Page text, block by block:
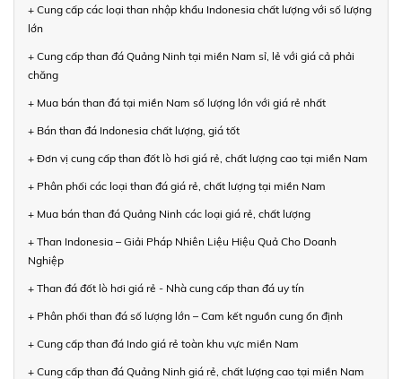
+ Cung cấp các loại than nhập khẩu Indonesia chất lượng với số lượng
lớn
+ Cung cấp than đá Quảng Ninh tại miền Nam sỉ, lẻ với giá cả phải
chăng
+ Mua bán than đá tại miền Nam số lượng lớn với giá rẻ nhất
+ Bán than đá Indonesia chất lượng, giá tốt
+ Đơn vị cung cấp than đốt lò hơi giá rẻ, chất lượng cao tại miền Nam
+ Phân phối các loại than đá giá rẻ, chất lượng tại miền Nam
+ Mua bán than đá Quảng Ninh các loại giá rẻ, chất lượng
+ Than Indonesia – Giải Pháp Nhiên Liệu Hiệu Quả Cho Doanh
Nghiệp
+ Than đá đốt lò hơi giá rẻ - Nhà cung cấp than đá uy tín
+ Phân phối than đá số lượng lớn – Cam kết nguồn cung ổn định
+ Cung cấp than đá Indo giá rẻ toàn khu vực miền Nam
+ Cung cấp than đá Quảng Ninh giá rẻ, chất lượng cao tại miền Nam